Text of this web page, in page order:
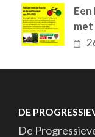
met
DE
De